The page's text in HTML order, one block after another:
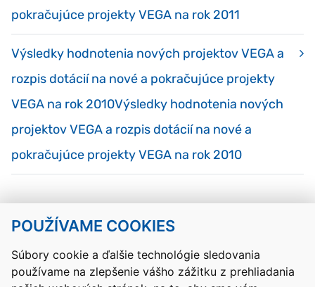
POUŽÍVAME COOKIES
Súbory cookie a ďalšie technológie sledovania
používame na zlepšenie vášho zážitku z prehliadania
pokračujúce projekty VEGA na rok 2011
Výsledky hodnotenia nových projektov VEGA a
rozpis dotácií na nové a pokračujúce projekty
VEGA na rok 2010Výsledky hodnotenia nových
projektov VEGA a rozpis dotácií na nové a
pokračujúce projekty VEGA na rok 2010
Kontakty Mapa stránky RSS
Vyhlásenie o prístupnosti